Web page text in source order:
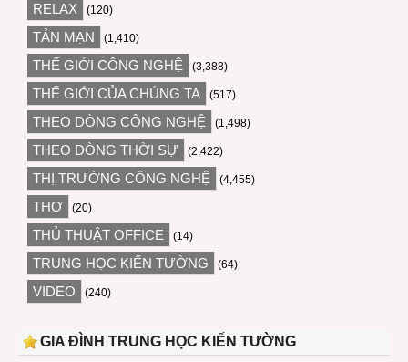
RELAX (120)
TẢN MẠN (1,410)
THẾ GIỚI CÔNG NGHỆ (3,388)
THẾ GIỚI CỦA CHÚNG TA (517)
THEO DÒNG CÔNG NGHỆ (1,498)
THEO DÒNG THỜI SỰ (2,422)
THỊ TRƯỜNG CÔNG NGHỆ (4,455)
THƠ (20)
THỦ THUẬT OFFICE (14)
TRUNG HỌC KIẾN TƯỜNG (64)
VIDEO (240)
GIA ĐÌNH TRUNG HỌC KIẾN TƯỜNG